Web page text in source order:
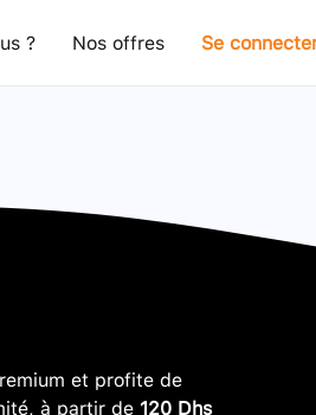
? Nos offres Se
et profite de
à partir de 120 Dhs